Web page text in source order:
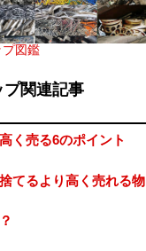
図鑑
関連記事
く売る6のポイント
てるより高く売れる物